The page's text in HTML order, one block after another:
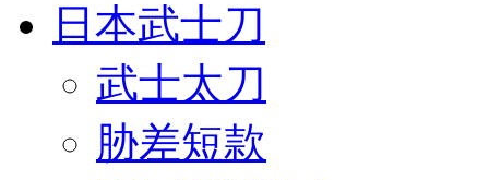
日本武士刀
武士太刀
胁差短款